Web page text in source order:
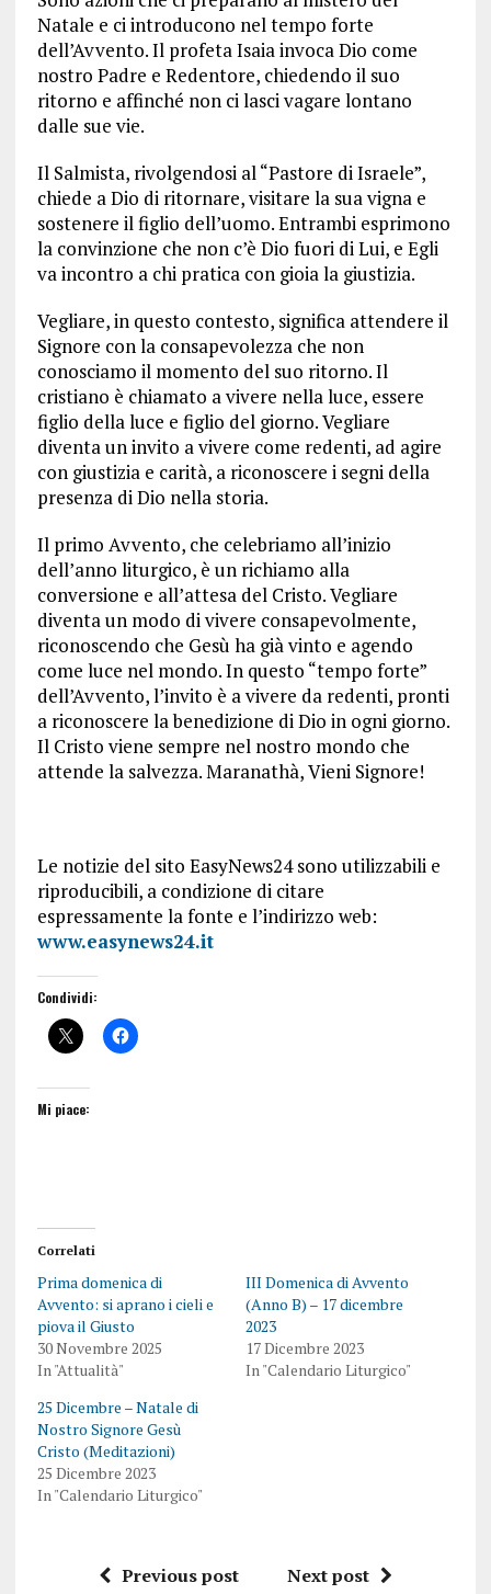
Natale e ci introducono nel tempo forte
dell’Avvento. Il profeta Isaia invoca Dio come
nostro Padre e Redentore, chiedendo il suo
ritorno e affinché non ci lasci vagare lontano
dalle sue vie.
Il Salmista, rivolgendosi al “Pastore di Israele”,
chiede a Dio di ritornare, visitare la sua vigna e
sostenere il figlio dell’uomo. Entrambi esprimono
la convinzione che non c’è Dio fuori di Lui, e Egli
va incontro a chi pratica con gioia la giustizia.
Vegliare, in questo contesto, significa attendere il
Signore con la consapevolezza che non
conosciamo il momento del suo ritorno. Il
cristiano è chiamato a vivere nella luce, essere
figlio della luce e figlio del giorno. Vegliare
diventa un invito a vivere come redenti, ad agire
con giustizia e carità, a riconoscere i segni della
presenza di Dio nella storia.
Il primo Avvento, che celebriamo all’inizio
dell’anno liturgico, è un richiamo alla
conversione e all’attesa del Cristo. Vegliare
diventa un modo di vivere consapevolmente,
riconoscendo che Gesù ha già vinto e agendo
come luce nel mondo. In questo “tempo forte”
dell’Avvento, l’invito è a vivere da redenti, pronti
a riconoscere la benedizione di Dio in ogni giorno.
Il Cristo viene sempre nel nostro mondo che
attende la salvezza. Maranathà, Vieni Signore!
Le notizie del sito EasyNews24 sono utilizzabili e
riproducibili, a condizione di citare
espressamente la fonte e l’indirizzo web:
www.easynews24.it
Condividi:
Mi piace:
Correlati
Prima domenica di
Avvento: si aprano i cieli e
piova il Giusto
30 Novembre 2025
In "Attualità"
III Domenica di Avvento
(Anno B) – 17 dicembre
2023
17 Dicembre 2023
In "Calendario Liturgico"
25 Dicembre – Natale di
Nostro Signore Gesù
Cristo (Meditazioni)
25 Dicembre 2023
In "Calendario Liturgico"
Previous post Next post